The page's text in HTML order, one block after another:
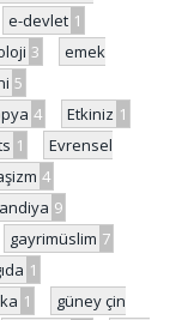
e-devlet 1
3
emek
5
4 Etkiniz 1
1
Evrensel
4
9
gayrimüslim 7
1
1
güney çin